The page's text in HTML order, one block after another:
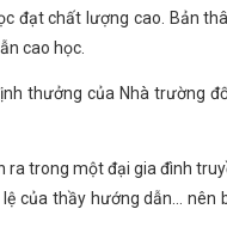
đạt chất lượng cao. Bản
cao học.
thưởng của Nhà trường
trong một đại gia đình
của thầy hướng dẫn…